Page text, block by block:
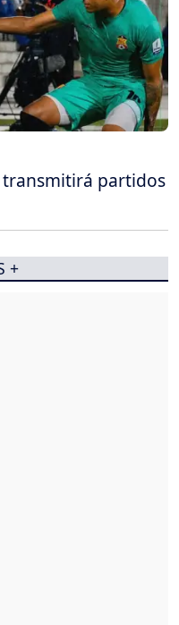
partidos
+